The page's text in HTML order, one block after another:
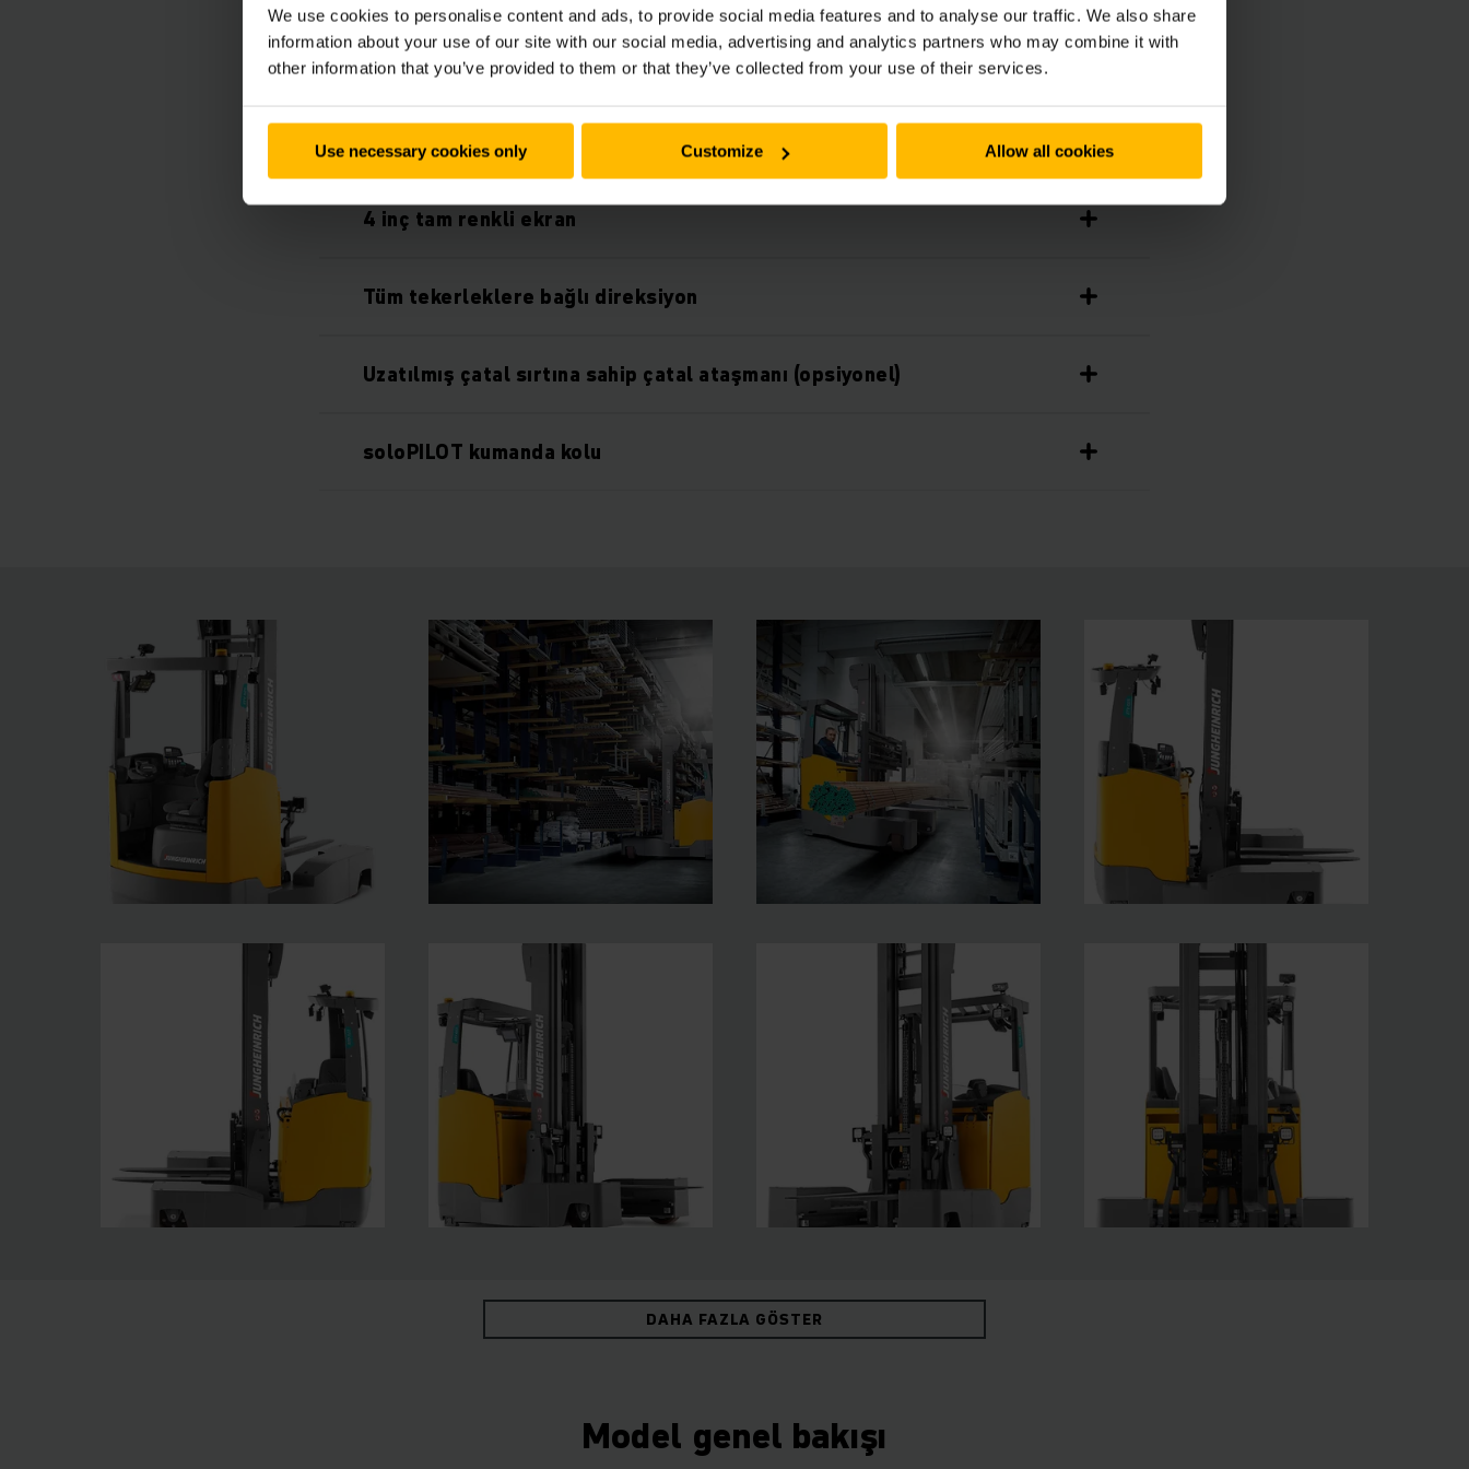
We use cookies to personalise content and ads, to provide social media features and to analyse our traffic. We also share
information about your use of our site with our social media, advertising and analytics partners who may combine it with
other information that you’ve provided to them or that they’ve collected from your use of their services.
Use necessary cookies only Customize Allow all cookies
Yüksek güvenlik
Çeşitli sürücü destek sistemleri ve opsiyonlar
4 inç tam renkli ekran
Tüm tekerleklere bağlı direksiyon
Uzatılmış çatal sırtına sahip çatal ataşmanı (opsiyonel)
soloPILOT kumanda kolu
DAHA FAZLA GÖSTER
Model genel bakışı